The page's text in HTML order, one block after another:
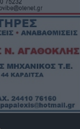
το
Αγορής